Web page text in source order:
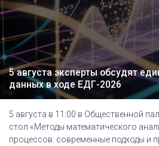
5 августа эксперты обсудят
данных в ходе ЕДГ-2026
5 августа в 11:00 в Общественной
стол «Методы математического
процессов: современные подходы и